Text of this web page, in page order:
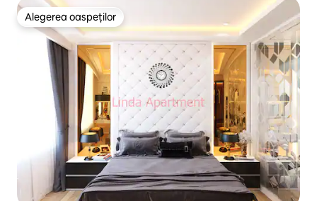
Alegerea oaspeților
Alegerea oaspeților